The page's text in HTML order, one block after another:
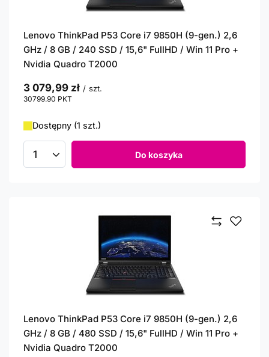
Lenovo ThinkPad P53 Core i7 9850H (9-gen.) 2,6
GHz / 8 GB / 240 SSD / 15,6" FullHD / Win 11 Pro +
Nvidia Quadro T2000
3 079,99 zł / szt.
30799.90 PKT
Dostępny (1 szt.)
Ilość produktów Do koszyka
Lenovo ThinkPad P53 Core i7 9850H (9-gen.) 2,6
GHz / 8 GB / 480 SSD / 15,6" FullHD / Win 11 Pro +
Nvidia Quadro T2000